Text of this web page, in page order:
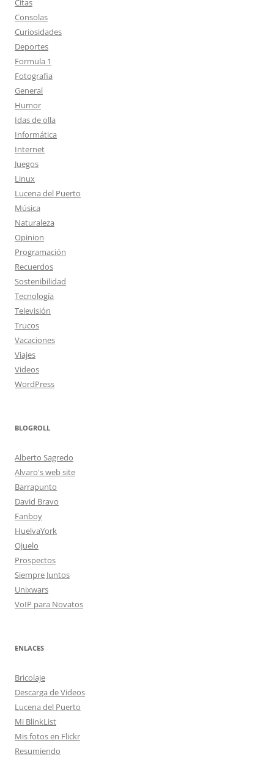
Citas
Consolas
Curiosidades
Deportes
Formula 1
Fotografia
General
Humor
Idas de olla
Informática
Internet
Juegos
Linux
Lucena del Puerto
Música
Naturaleza
Opinion
Programación
Recuerdos
Sostenibilidad
Tecnología
Televisión
Trucos
Vacaciones
Viajes
Videos
WordPress
BLOGROLL
Alberto Sagredo
Alvaro's web site
Barrapunto
David Bravo
Fanboy
HuelvaYork
Ojuelo
Prospectos
Siempre Juntos
Unixwars
VoIP para Novatos
ENLACES
Bricolaje
Descarga de Videos
Lucena del Puerto
Mi BlinkList
Mis fotos en Flickr
Resumiendo